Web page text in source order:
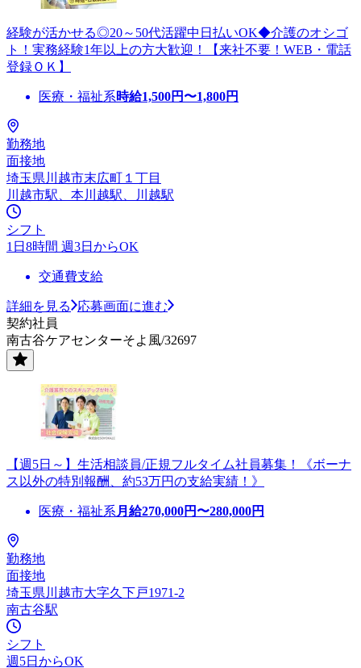
経験が活かせる◎20～50代活躍中日払いOK◆介護のオシゴ
ト！実務経験1年以上の方大歓迎！【来社不要！WEB・電話
登録ＯＫ】
医療・福祉系時給1,500円〜1,800円
勤務地
面接地
埼玉県川越市末広町１丁目
川越市駅、本川越駅、川越駅
シフト
1日8時間 週3日からOK
交通費支給
詳細を見る
応募画面に進む
契約社員
南古谷ケアセンターそよ風/32697
【週5日～】生活相談員/正規フルタイム社員募集！《ボーナ
ス以外の特別報酬、約53万円の支給実績！》
医療・福祉系 月給270,000円〜280,000円
勤務地
面接地
埼玉県川越市大字久下戸1971-2
南古谷駅
シフト
週5日からOK